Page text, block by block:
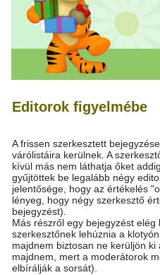
Editorok figyelmébe
A frissen szerkesztett
várólistáira kerülnek. A
kívül más nem láthatja őket
gyűjtöttek be legalább négy
jelentősége, hogy az értékelés
lényeg, hogy négy szerkesztő
bejegyzést).
Más részről egy bejegyzést elég
szerkesztőnek lehúznia a
majdnem biztosan ne kerüljön ki
majdnem, mert a moderátorok
elbírálják a sorsát).